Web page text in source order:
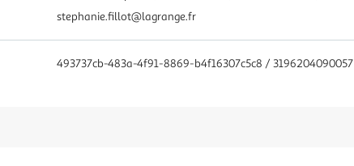
stephanie.fillot@lagrange.fr
493737cb-483a-4f91-8869-b4f16307c5c8 / 3196204090057